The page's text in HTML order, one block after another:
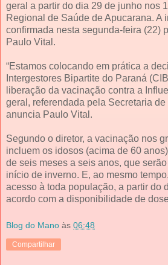
geral a partir do dia 29 de junho nos
Regional de Saúde de Apucarana. A
confirmada nesta segunda-feira (22)
Paulo Vital.
“Estamos colocando em prática a
Intergestores Bipartite do Paraná
liberação da vacinação contra a
geral, referendada pela Secretaria de
anuncia Paulo Vital.
Segundo o diretor, a vacinação nos
incluem os idosos (acima de 60
de seis meses a seis anos, que
início de inverno. E, ao mesmo
acesso à toda população, a partir do
acordo com a disponibilidade de
Blog do Mano às 06:48
Compartilhar